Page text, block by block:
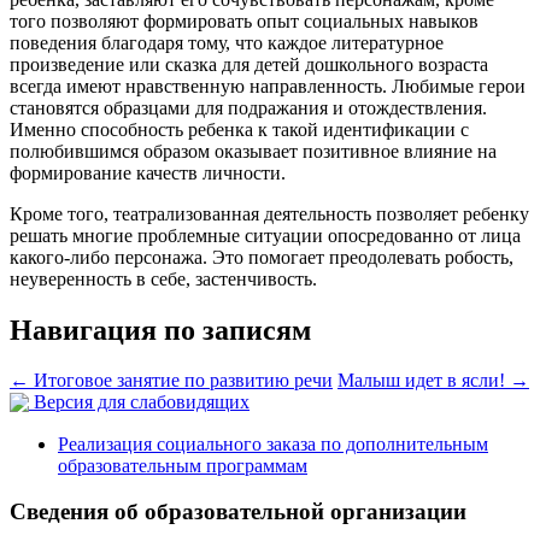
того позволяют формировать опыт социальных навыков
поведения благодаря тому, что каждое литературное
произведение или сказка для детей дошкольного возраста
всегда имеют нравственную направленность. Любимые герои
становятся образцами для подражания и отождествления.
Именно способность ребенка к такой идентификации с
полюбившимся образом оказывает позитивное влияние на
формирование качеств личности.
Кроме того, театрализованная деятельность позволяет ребенку
решать многие проблемные ситуации опосредованно от лица
какого-либо персонажа. Это помогает преодолевать робость,
неуверенность в себе, застенчивость.
Навигация по записям
← Итоговое занятие по развитию речи Малыш идет в ясли! →
Версия для слабовидящих
Реализация социального заказа по дополнительным
образовательным программам
Сведения об образовательной организации